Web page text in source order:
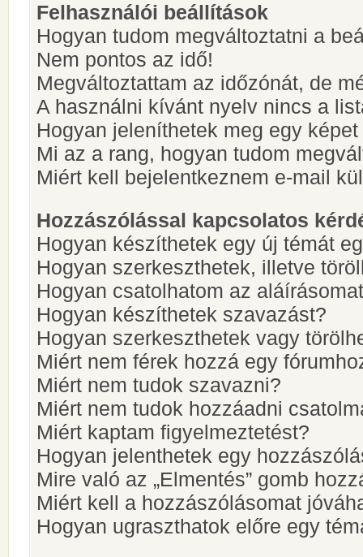
Felhasználói beállítások
Hogyan tudom megváltoztatni a
Nem pontos az idő!
Megváltoztattam az időzónát, de
A használni kívánt nyelv nincs a
Hogyan jeleníthetek meg egy
Mi az a rang, hogyan tudom
Miért kell bejelentkeznem e-mail
Hozzászólással kapcsolatos
Hogyan készíthetek egy új témát
Hogyan szerkeszthetek, illetve
Hogyan csatolhatom az
Hogyan készíthetek szavazást?
Hogyan szerkeszthetek vagy
Miért nem férek hozzá egy
Miért nem tudok szavazni?
Miért nem tudok hozzáadni
Miért kaptam figyelmeztetést?
Hogyan jelenthetek egy
Mire való az „Elmentés” gomb
Miért kell a hozzászólásomat
Hogyan ugraszthatok előre egy